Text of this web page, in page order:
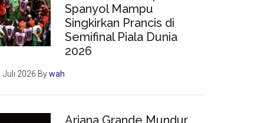
Spanyol Mampu
Singkirkan Prancis di
Semifinal Piala Dunia
2026
Juli 2026 Bywah
Ariana Grande Mundur